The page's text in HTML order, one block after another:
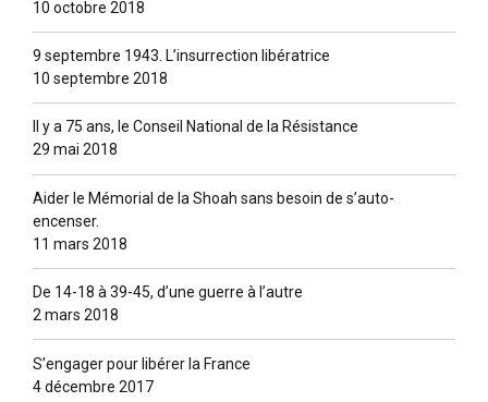
10 octobre 2018
9 septembre 1943. L’insurrection libératrice
10 septembre 2018
Il y a 75 ans, le Conseil National de la Résistance
29 mai 2018
Aider le Mémorial de la Shoah sans besoin de s’auto-
encenser.
11 mars 2018
De 14-18 à 39-45, d’une guerre à l’autre
2 mars 2018
S’engager pour libérer la France
4 décembre 2017